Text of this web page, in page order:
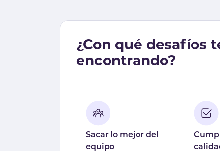
¿Con qué desafíos
encontrando?
Sacar lo mejor del
equipo